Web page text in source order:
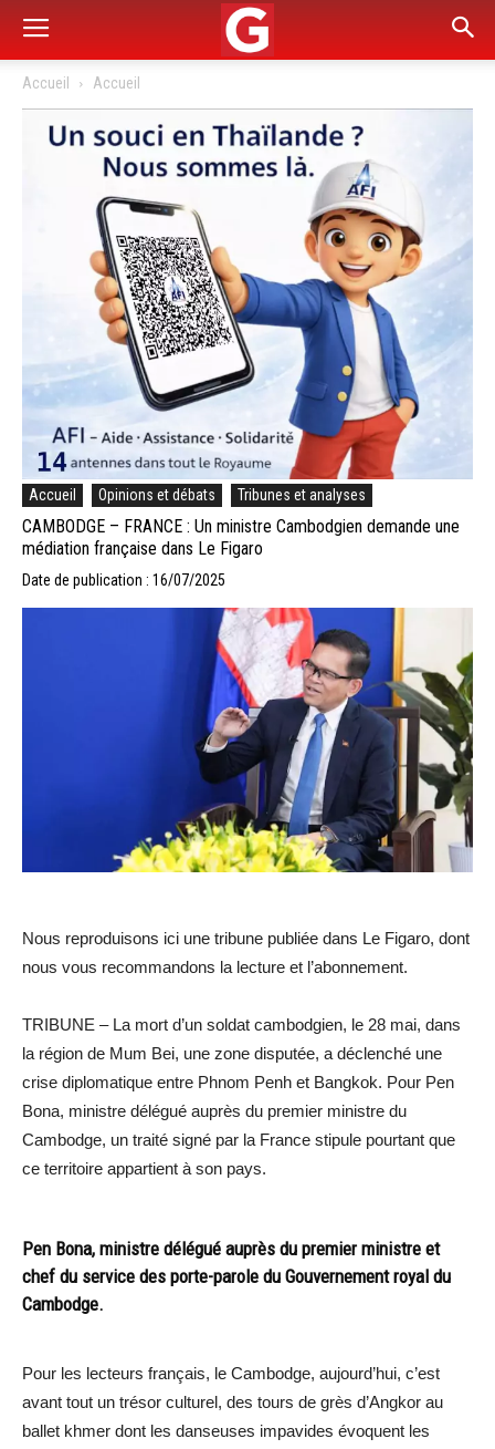
Accueil Accueil
Accueil Opinions et débats Tribunes et analyses
CAMBODGE – FRANCE : Un ministre Cambodgien demande une
médiation française dans Le Figaro
Date de publication : 16/07/2025
Nous reproduisons ici une tribune publiée dans Le Figaro, dont
nous vous recommandons la lecture et l’abonnement.
TRIBUNE – La mort d’un soldat cambodgien, le 28 mai, dans
la région de Mum Bei, une zone disputée, a déclenché une
crise diplomatique entre Phnom Penh et Bangkok. Pour Pen
Bona, ministre délégué auprès du premier ministre du
Cambodge, un traité signé par la France stipule pourtant que
ce territoire appartient à son pays.
Pen Bona, ministre délégué auprès du premier ministre et
chef du service des porte-parole du Gouvernement royal du
Cambodge.
Pour les lecteurs français, le Cambodge, aujourd’hui, c’est
avant tout un trésor culturel, des tours de grès d’Angkor au
ballet khmer dont les danseuses impavides évoquent les